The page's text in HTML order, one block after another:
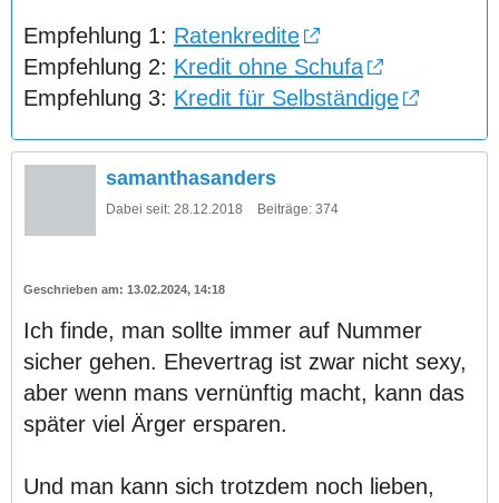
Empfehlung 1: Ratenkredite
Empfehlung 2: Kredit ohne Schufa
Empfehlung 3: Kredit für Selbständige
samanthasanders
Dabei seit: 28.12.2018 Beiträge: 374
13.02.2024, 14:18
Ich finde, man sollte immer auf Nummer
sicher gehen. Ehevertrag ist zwar nicht sexy,
aber wenn mans vernünftig macht, kann das
später viel Ärger ersparen.
Und man kann sich trotzdem noch lieben,